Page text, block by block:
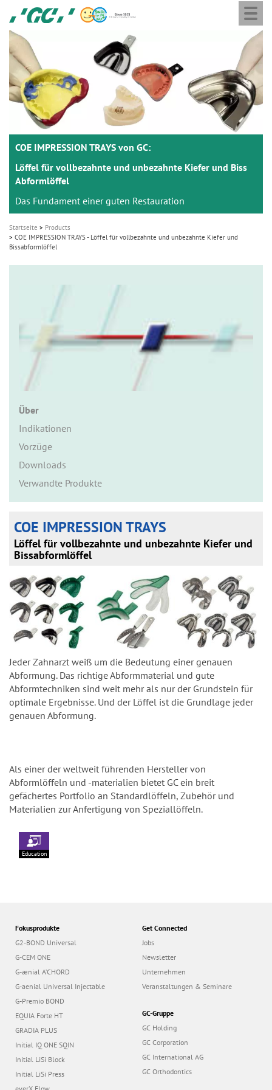
main
content
GC
Europe
M
COE IMPRESSION TRAYS von GC:
Löffel für vollbezahnte und unbezahnte Kiefer und Biss
Abformlöffel
Das Fundament einer guten Restauration
Startseite
Products
COE IMPRESSION TRAYS - Löffel für vollbezahnte und unbezahnte Kiefer und
Bissabformlöffel
Über
Indikationen
Vorzüge
Downloads
Verwandte Produkte
COE IMPRESSION TRAYS
Löffel für vollbezahnte und unbezahnte Kiefer und
Bissabformlöffel
Jeder Zahnarzt weiß um die Bedeutung einer genauen
Abformung. Das richtige Abformmaterial und gute
Abformtechniken sind weit mehr als nur der Grundstein für
optimale Ergebnisse. Und der Löffel ist die Grundlage jeder
genauen Abformung.
Als einer der weltweit führenden Hersteller von
Abformlöffeln und -materialien bietet GC ein breit
gefächertes Portfolio an Standardlöffeln, Zubehör und
Materialien zur Anfertigung von Speziallöffeln.
Education
Fokusprodukte
G2-BOND Universal
G-CEM ONE
G-ænial A’CHORD
G-aenial Universal Injectable
G-Premio BOND
EQUIA Forte HT
GRADIA PLUS
Initial IQ ONE SQIN
Initial LiSi Block
Initial LiSi Press
Get Connected
Jobs
Newsletter
Unternehmen
Veranstaltungen & Seminare
GC-Gruppe
GC Holding
GC Corporation
GC International AG
GC Orthodontics